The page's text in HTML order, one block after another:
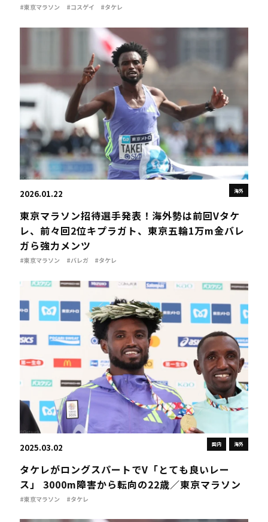
#東京マラソン #コスゲイ #タケレ
海外
2026.01.22
東京マラソン招待選手発表！海外勢は前回Vタケ
レ、前々回2位キプラガト、東京五輪1万m金バレ
ガら強力メンツ
#東京マラソン #バレガ #タケレ
国内 海外
2025.03.02
タケレがロングスパートでV「とても良いレー
ス」 3000m障害から転向の22歳／東京マラソン
#東京マラソン #タケレ